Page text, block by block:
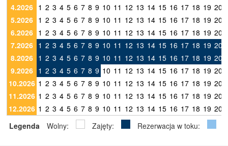
4.2026 1 2 3 4 5 6 7 8 9 10 11 12 13 14 15 16 17 18 19 20
5.2026 1 2 3 4 5 6 7 8 9 10 11 12 13 14 15 16 17 18 19 20
6.2026 1 2 3 4 5 6 7 8 9 10 11 12 13 14 15 16 17 18 19 20
7.2026 1 2 3 4 5 6 7 8 9 10 11 12 13 14 15 16 17 18 19 20
8.2026 1 2 3 4 5 6 7 8 9 10 11 12 13 14 15 16 17 18 19 20
9.2026 1 2 3 4 5 6 7 8 9 10 11 12 13 14 15 16 17 18 19 20
10.2026 1 2 3 4 5 6 7 8 9 10 11 12 13 14 15 16 17 18 19 20
11.2026 1 2 3 4 5 6 7 8 9 10 11 12 13 14 15 16 17 18 19 20
12.2026 1 2 3 4 5 6 7 8 9 10 11 12 13 14 15 16 17 18 19 20
Legenda
Wolny: Zajęty: Rezerwacja w toku: